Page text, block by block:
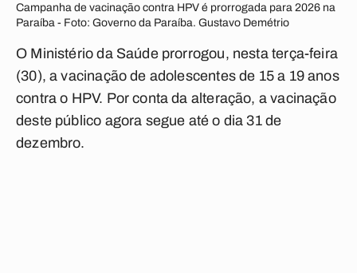
Campanha de vacinação contra HPV é prorrogada para 2026 na
Paraíba - Foto: Governo da Paraíba. Gustavo Demétrio
O Ministério da Saúde prorrogou, nesta terça-feira
(30), a vacinação de adolescentes de 15 a 19 anos
contra o HPV. Por conta da alteração, a vacinação
deste público agora segue até o dia 31 de
dezembro.